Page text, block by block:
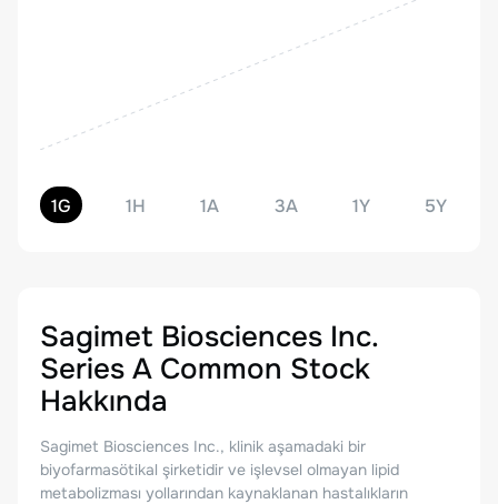
1G 1H 1A 3A 1Y 5Y
Sagimet Biosciences Inc.
Series A Common Stock
Hakkında
Sagimet Biosciences Inc., klinik aşamadaki bir
biyofarmasötikal şirketidir ve işlevsel olmayan lipid
metabolizması yollarından kaynaklanan hastalıkların